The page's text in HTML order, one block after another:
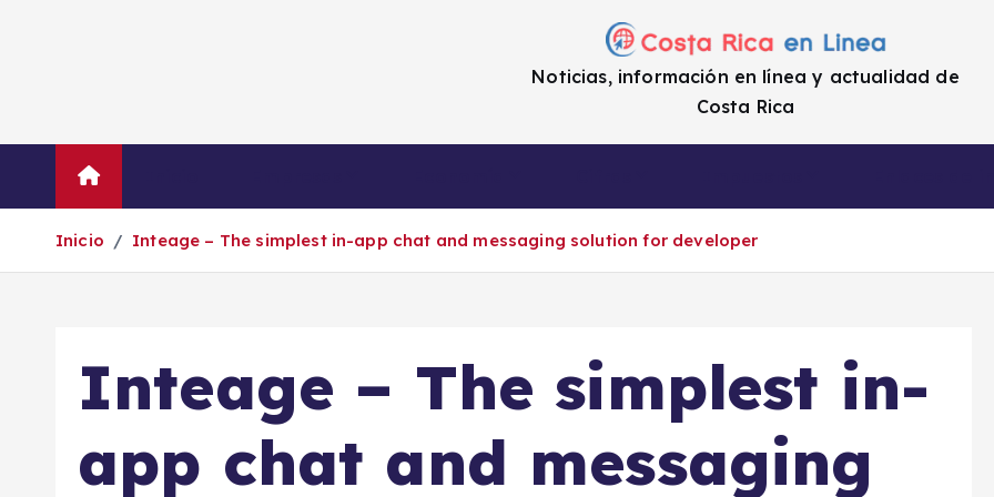
Noticias, información en línea y actualidad de
Costa Rica
Inicio Inteage – The simplest in-app chat and messaging solution for developer
Inteage – The simplest in-
app chat and messaging